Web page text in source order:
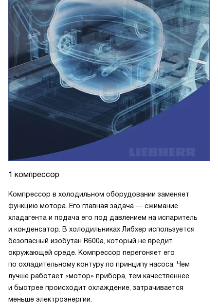
1 компрессор
Компрессор в холодильном оборудовании заменяет
функцию мотора. Его главная задача — сжимание
хладагента и подача его под давлением на испаритель
и конденсатор. В холодильниках Либхер используется
безопасный изобутан R600a, который не вредит
окружающей среде. Компрессор перегоняет его
по охладительному контуру по принципу насоса. Чем
лучше работает «мотор» прибора, тем качественнее
и быстрее происходит охлаждение, затрачивается
меньше электроэнергии.